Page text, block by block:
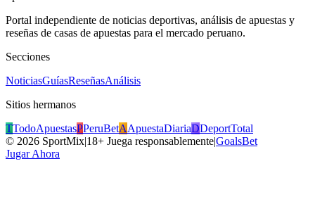
Portal independiente de noticias deportivas, análisis de apuestas y
reseñas de casas de apuestas para el mercado peruano.
Secciones
NoticiasGuíasReseñasAnálisis
Sitios hermanos
TTodoApuestasPPeruBetAApuestaDiariaDDeportTotal
© 2026 SportMix|18+ Juega responsablemente|GoalsBet
Jugar Ahora